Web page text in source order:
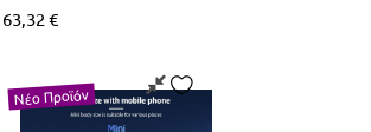
63,32 €
Νέο Προϊόν